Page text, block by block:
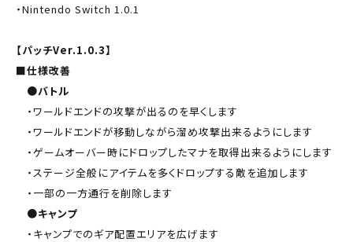
・Nintendo Switch 1.0.1
【パッチVer.1.0.3】
■仕様改善
●バトル
・ワールドエンドの攻撃が出るのを早くします
・ワールドエンドが移動しながら溜め攻撃出来るようにします
・ゲームオーバー時にドロップしたマナを取得出来るようにします
・ステージ全般にアイテムを多くドロップする敵を追加します
・一部の一方通行を削除します
●キャンプ
・キャンプでのギア配置エリアを広げます